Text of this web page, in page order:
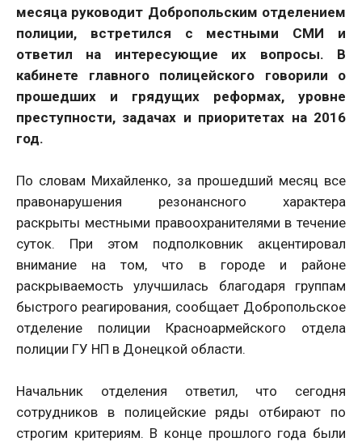
месяца руководит Добропольским отделением
полиции, встретился с местными СМИ и
ответил на интересующие их вопросы. В
кабинете главного полицейского говорили о
прошедших и грядущих реформах, уровне
преступности, задачах и приоритетах на 2016
год.
По словам Михайленко, за прошедший месяц все
правонарушения резонансного характера
раскрыты местными правоохранителями в течение
суток. При этом подполковник акцентировал
внимание на том, что в городе и районе
раскрываемость улучшилась благодаря группам
быстрого реагирования, сообщает Добропольское
отделение полиции Красноармейского отдела
полиции ГУ НП в Донецкой области.
Начальник отделения ответил, что сегодня
сотрудников в полицейские ряды отбирают по
строгим критериям. В конце прошлого года были